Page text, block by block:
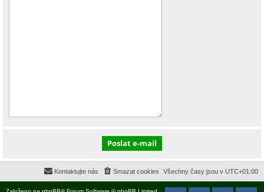
Všechny časy jsou v UTC+01:00
Smazat cookies
Kontaktujte nás